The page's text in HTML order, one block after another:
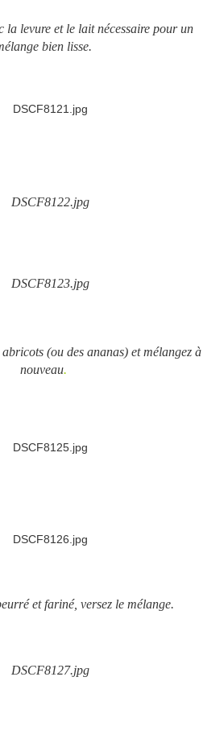
la levure et le lait nécessaire pour un
bien lisse.
(ou des ananas) et mélangez à
nouveau.
et fariné, versez le mélange.